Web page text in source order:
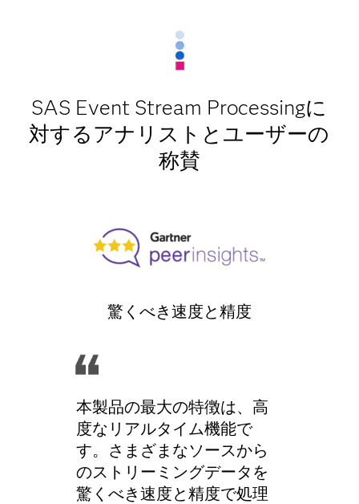
SAS Event Stream Processingに
対するアナリストとユーザーの
称賛
驚くべき速度と精度
本製品の最大の特徴は、高
度なリアルタイム機能で
す。さまざまなソースから
のストリーミングデータを
驚くべき速度と精度で処理